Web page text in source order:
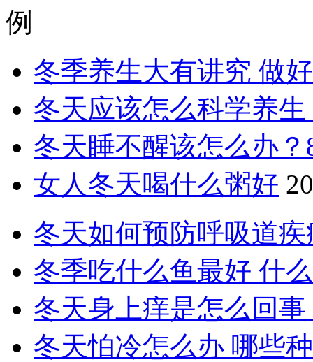
例
冬季养生大有讲究 做
冬天应该怎么科学养
冬天睡不醒该怎么办
女人冬天喝什么粥好
冬天如何预防呼吸道
冬季吃什么鱼最好 什
冬天身上痒是怎么回
冬天怕冷怎么办 哪些